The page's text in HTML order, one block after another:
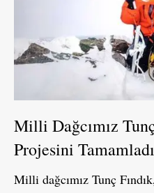
Milli Dağcımız
Projesini Tamamladı
Milli dağcımız Tunç